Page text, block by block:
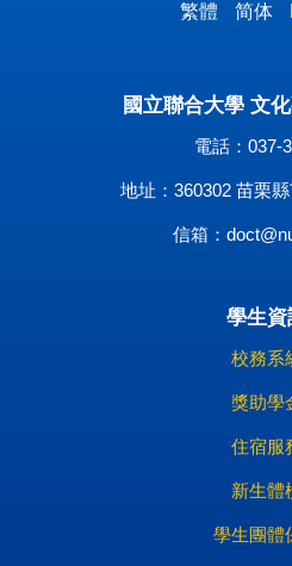
繁體 简体
國立聯合大學 文
電話：037-
地址：360302 苗栗
信箱：
學生資
校務系
獎助學
住宿服
新生體
學生團體